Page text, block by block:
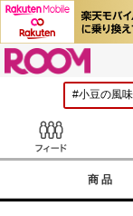
商品